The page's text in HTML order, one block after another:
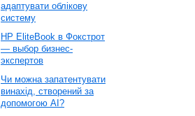
адаптувати облікову
систему
HP EliteBook в Фокстрот
— выбор бизнес-
экспертов
Чи можна запатентувати
винахід, створений за
допомогою AI?